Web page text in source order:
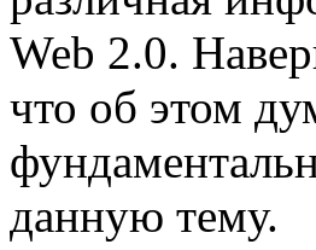
Web 2.0.
что об этом
данную тему.